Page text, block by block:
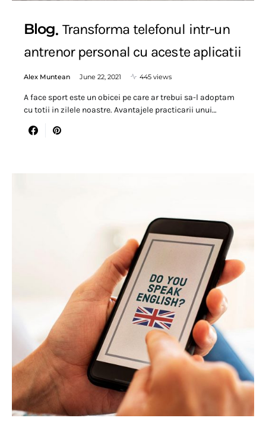
Blog Transforma telefonul intr-un
antrenor personal cu aceste aplicatii
Alex Muntean June 22, 2021 445 views
A face sport este un obicei pe care ar trebui sa-l adoptam
cu totii in zilele noastre. Avantajele practicarii unui…